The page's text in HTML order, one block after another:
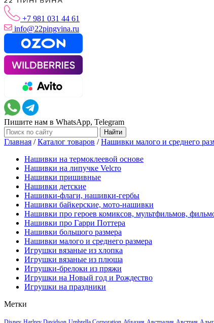
+7 981 031 44 61
info@22pingvina.ru
Пишите нам в WhatsApp, Telegram
Главная /Каталог товаров /Нашивки малого и среднего
Нашивки на термоклеевой основе
Нашивки на липучке Velcro
Нашивки пришивные
Нашивки детские
Нашивки-флаги, нашивки-гербы
Нашивки байкерские, мото-нашивки
Нашивки про героев комиксов, мультфильмов,
Нашивки про Гарри Поттера
Нашивки большого размера
Нашивки малого и среднего размера
Игрушки вязаные из хлопка
Игрушки вязаные из плюша
Игрушки-брелоки из пряжи
Игрушки на Новый год и Рождество
Игрушки на праздники
Метки